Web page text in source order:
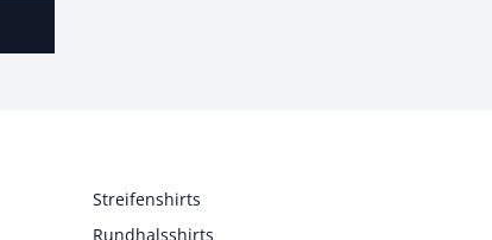
Streifenshirts
Rundhalsshirts